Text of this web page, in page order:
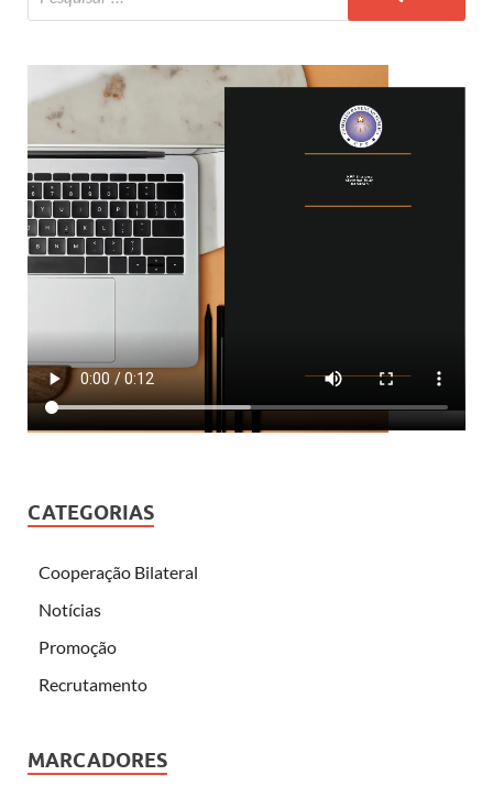
CATEGORIAS
Cooperação Bilateral
Notícias
Promoção
Recrutamento
MARCADORES